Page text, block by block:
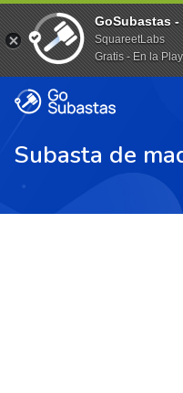
Subasta de
GoSubastas -
SquareetLabs
Gratis - En la